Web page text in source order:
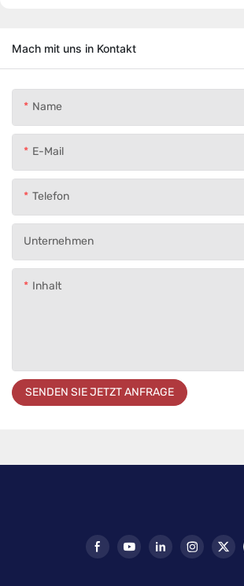
Mach mit uns in Kontakt
Name
E-Mail
Telefon
Unternehmen
Inhalt
SENDEN SIE JETZT ANFRAGE